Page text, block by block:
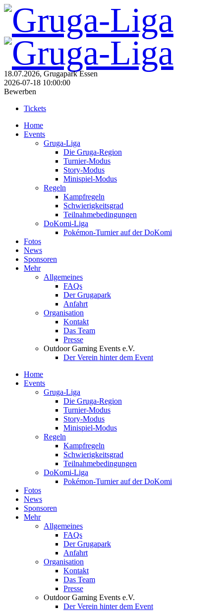
18.07.2026, Grugapark Essen
2026-07-18 10:00:00
Bewerben
Tickets
Home
Events
Gruga-Liga
Die Gruga-Region
Turnier-Modus
Story-Modus
Minispiel-Modus
Regeln
Kampfregeln
Schwierigkeitsgrad
Teilnahmebedingungen
DoKomi-Liga
Pokémon-Turnier auf der DoKomi
Fotos
News
Sponsoren
Mehr
Allgemeines
FAQs
Der Grugapark
Anfahrt
Organisation
Kontakt
Das Team
Presse
Outdoor Gaming Events e.V.
Der Verein hinter dem Event
Home
Events
Gruga-Liga
Die Gruga-Region
Turnier-Modus
Story-Modus
Minispiel-Modus
Regeln
Kampfregeln
Schwierigkeitsgrad
Teilnahmebedingungen
DoKomi-Liga
Pokémon-Turnier auf der DoKomi
Fotos
News
Sponsoren
Mehr
Allgemeines
FAQs
Der Grugapark
Anfahrt
Organisation
Kontakt
Das Team
Presse
Outdoor Gaming Events e.V.
Der Verein hinter dem Event